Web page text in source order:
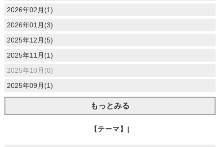
2026年02月(1)
2026年01月(3)
2025年12月(5)
2025年11月(1)
2025年10月(0)
2025年09月(1)
もっとみる
【テーマ】|